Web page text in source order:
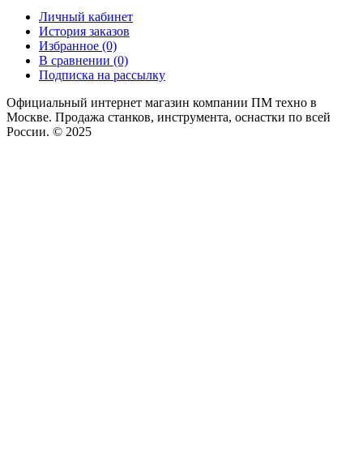
Личный кабинет
История заказов
Избранное (0)
В сравнении (0)
Подписка на рассылку
Официальный интернет магазин компании ПМ техно в
Москве. Продажа станков, инструмента, оснастки по всей
России. © 2025